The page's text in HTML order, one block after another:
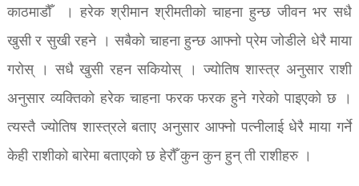
काठमाडौँ । हरेक श्रीमान श्रीमतीको चाहना हुन्छ जीवन भर सधै
खुसी र सुखी रहने । सबैको चाहना हुन्छ आफ्नो प्रेम जोडीले धेरै माया
गरोस् । सधै खुसी रहन सकियोस् । ज्योतिष शास्त्र अनुसार राशी
अनुसार व्यक्तिको हरेक चाहना फरक फरक हुने गरेको पाइएको छ ।
त्यस्तै ज्योतिष शास्त्रले बताए अनुसार आफ्नो पत्नीलाई धेरै माया गर्ने
केही राशीको बारेमा बताएको छ हेरौँ कुन कुन हुन् ती राशीहरु ।